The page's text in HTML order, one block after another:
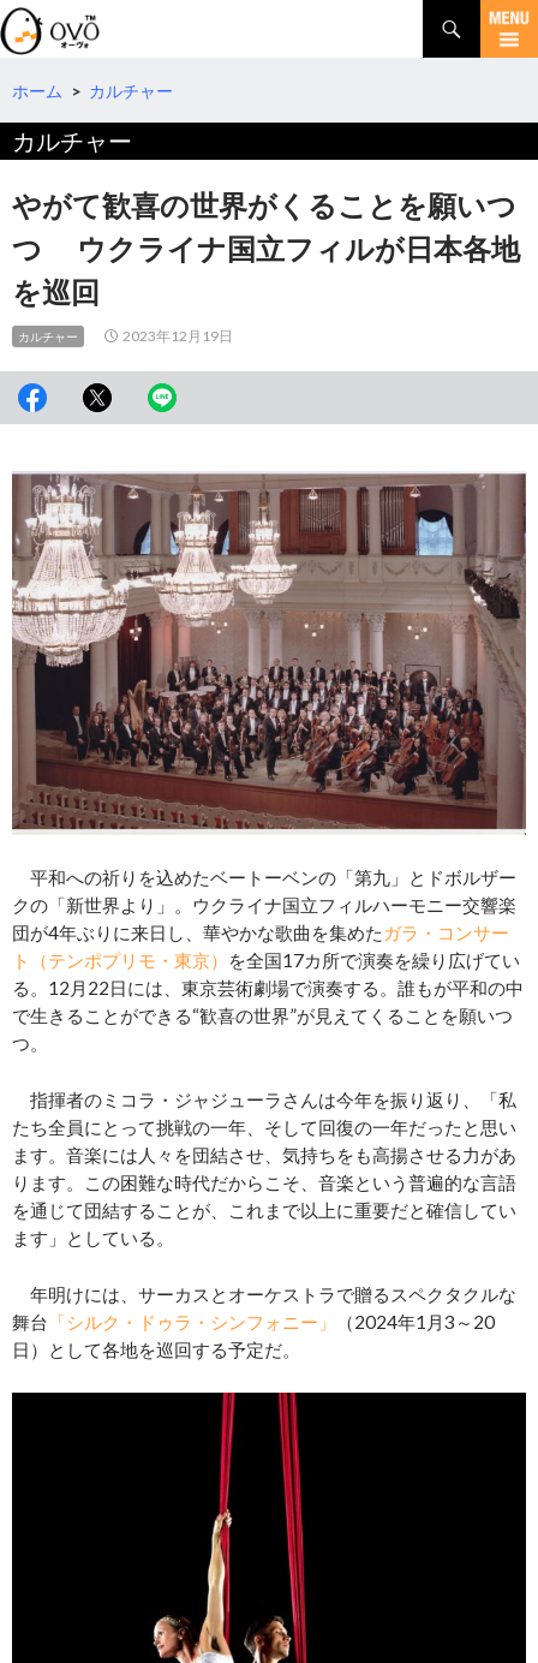
検
索
コ
テ
ツ
へ
動
ホーム > カルチャー
カルチャー
やがて歓喜の世界がくることを願いつ
つ ウクライナ国立フィルが日本各地
を巡回
カルチャー 2023年12月19日
平和への祈りを込めたベートーベンの「第九」とドボルザー
クの「新世界より」。ウクライナ国立フィルハーモニー交響楽
団が4年ぶりに来日し、華やかな歌曲を集めた ガラ・コンサー
ト（テンポプリモ・東京）
を全国17カ所で演奏を繰り広げてい
る。12月22日には、東京芸術劇場で演奏する。誰もが平和の中
で生きることができる“歓喜の世界”が見えてくることを願いつ
つ。
指揮者のミコラ・ジャジューラさんは今年を振り返り、「私
たち全員にとって挑戦の一年、そして回復の一年だったと思い
ます。音楽には人々を団結させ、気持ちをも高揚させる力があ
ります。この困難な時代だからこそ、音楽という普遍的な言語
を通じて団結することが、これまで以上に重要だと確信してい
ます」としている。
年明けには、サーカスとオーケストラで贈るスペクタクルな
舞台 「シルク・ドゥラ・シンフォニー」
（2024年1月3～20
日）として各地を巡回する予定だ。